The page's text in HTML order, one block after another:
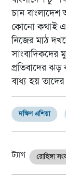
চান বাংলাদেশ
কোনাে কথাই
নিজের মাঠ
সাংবাদিকদের
প্রতিবাদের ঝড়
বাধ্য হয় তাদের
দক্ষিণ এশিয়া
ট্যাগ রোহিঙ্গা